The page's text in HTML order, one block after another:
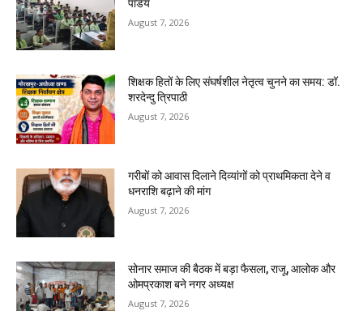
पांडेय
August 7, 2026
शिक्षक हितों के लिए संघर्षशील नेतृत्व चुनने का समय: डॉ.
शरदेन्दु त्रिपाठी
August 7, 2026
गरीबों को आवास दिलाने दिव्यांगों को प्राथमिकता देने व
धनराशि बढ़ाने की मांग
August 7, 2026
सोनार समाज की बैठक में बड़ा फैसला, राजू, आलोक और
ओमप्रकाश बने नगर अध्यक्ष
August 7, 2026